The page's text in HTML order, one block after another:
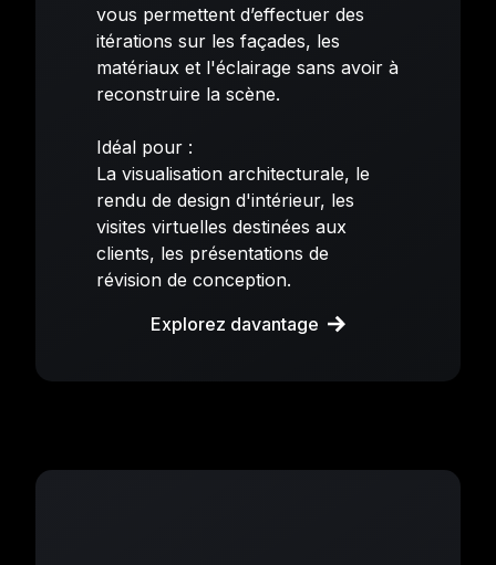
vous permettent d’effectuer des
itérations sur les façades, les
matériaux et l'éclairage sans avoir à
reconstruire la scène.
Idéal pour :
La visualisation architecturale, le
rendu de design d'intérieur, les
visites virtuelles destinées aux
clients, les présentations de
révision de conception.
Explorez davantage